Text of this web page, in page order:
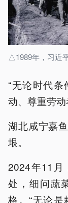
△1989年，习近
“无论时代
动、尊重劳动
湖北咸宁嘉
垠。
2024年11月
处，细问蔬
格。“无论